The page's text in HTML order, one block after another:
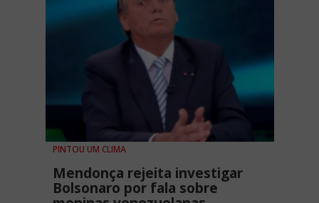
PINTOU UM CLIMA
Mendonça rejeita investigar
Bolsonaro por fala sobre